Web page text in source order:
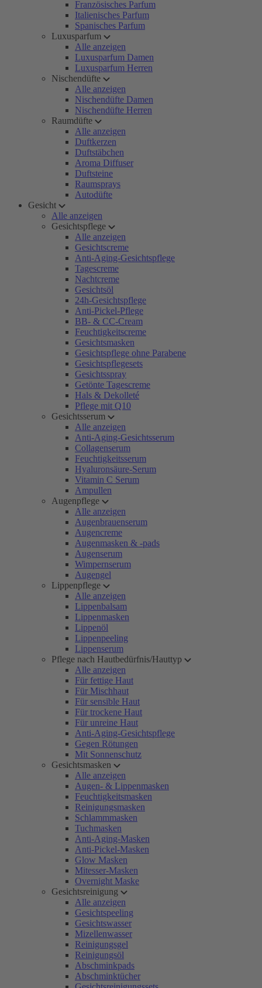
Französisches Parfum
Italienisches Parfum
Spanisches Parfum
Luxusparfum
Alle anzeigen
Luxusparfum Damen
Luxusparfum Herren
Nischendüfte
Alle anzeigen
Nischendüfte Damen
Nischendüfte Herren
Raumdüfte
Alle anzeigen
Duftkerzen
Duftstäbchen
Aroma Diffuser
Duftsteine
Raumsprays
Autodüfte
Gesicht
Alle anzeigen
Gesichtspflege
Alle anzeigen
Gesichtscreme
Anti-Aging-Gesichtspflege
Tagescreme
Nachtcreme
Gesichtsöl
24h-Gesichtspflege
Anti-Pickel-Pflege
BB- & CC-Cream
Feuchtigkeitscreme
Gesichtsmasken
Gesichtspflege ohne Parabene
Gesichtspflegesets
Gesichtsspray
Getönte Tagescreme
Hals & Dekolleté
Pflege mit Q10
Gesichtsserum
Alle anzeigen
Anti-Aging-Gesichtsserum
Collagenserum
Feuchtigkeitsserum
Hyaluronsäure-Serum
Vitamin C Serum
Ampullen
Augenpflege
Alle anzeigen
Augenbrauenserum
Augencreme
Augenmasken & -pads
Augenserum
Wimpernserum
Augengel
Lippenpflege
Alle anzeigen
Lippenbalsam
Lippenmasken
Lippenöl
Lippenpeeling
Lippenserum
Pflege nach Hautbedürfnis/Hauttyp
Alle anzeigen
Für fettige Haut
Für Mischhaut
Für sensible Haut
Für trockene Haut
Für unreine Haut
Anti-Aging-Gesichtspflege
Gegen Rötungen
Mit Sonnenschutz
Gesichtsmasken
Alle anzeigen
Augen- & Lippenmasken
Feuchtigkeitsmasken
Reinigungsmasken
Schlammmasken
Tuchmasken
Anti-Aging-Masken
Anti-Pickel-Masken
Glow Masken
Mitesser-Masken
Overnight Maske
Gesichtsreinigung
Alle anzeigen
Gesichtspeeling
Gesichtswasser
Mizellenwasser
Reinigungsgel
Reinigungsöl
Abschminkpads
Abschminktücher